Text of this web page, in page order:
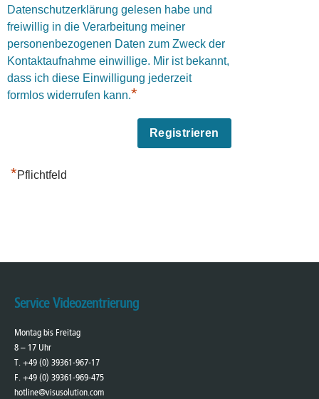
Datenschutzerklärung gelesen habe und
freiwillig in die Verarbeitung meiner
personenbezogenen Daten zum Zweck der
Kontaktaufnahme einwillige. Mir ist bekannt,
dass ich diese Einwilligung jederzeit
formlos widerrufen kann.*
*Pflichtfeld
Service Videozentrierung
Montag bis Freitag
8 – 17 Uhr
T. +49 (0) 39361-967-17
F. +49 (0) 39361-969-475
hotline@visusolution.com